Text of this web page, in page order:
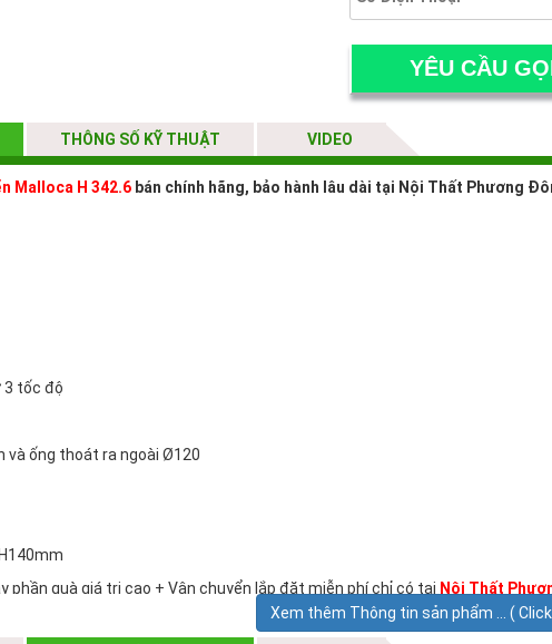
THÔNG SỐ KỸ THUẬT VIDEO
Malloca H 342.6 bán chính hãng, bảo hành lâu dài tại Nội Thất Phương
3 tốc độ
ống thoát ra ngoài Ø120
phần quà giá trị cao + Vận chuyển lắp đặt miễn phí chỉ có tại Nội Thất
Xem thêm Thông tin sản phẩm ... (